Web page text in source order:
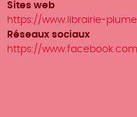
Sites web
https://www.librairie-
Réseaux sociaux
https://